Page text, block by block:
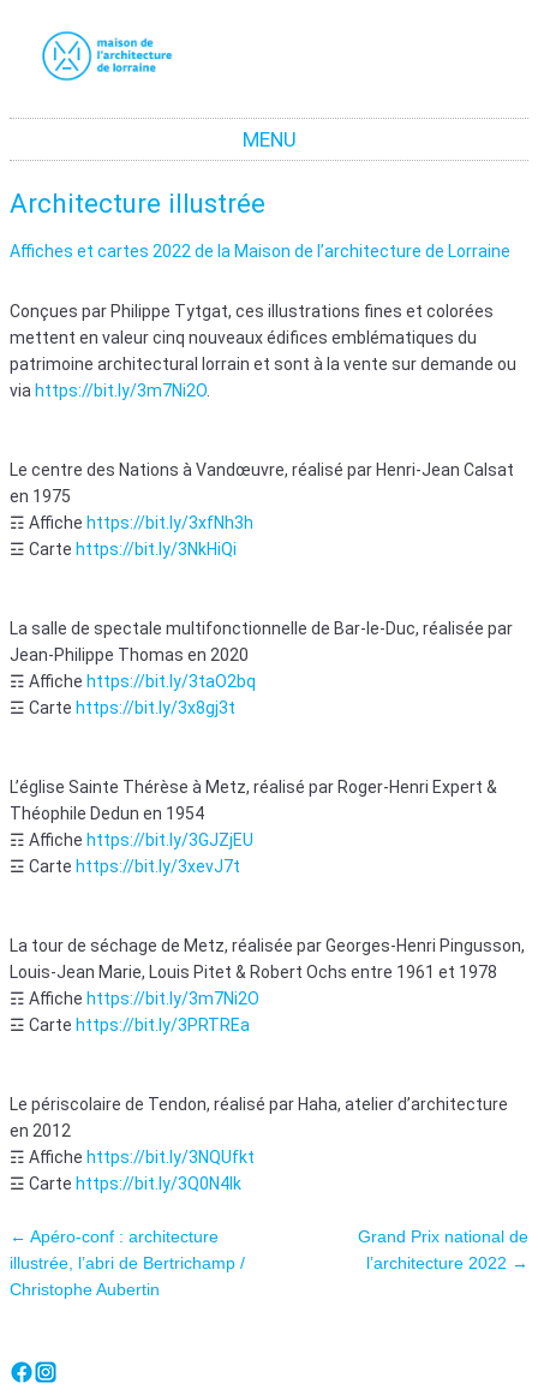
La maison de l'architecture de Lorraine
MENU
Architecture illustrée
Affiches et cartes 2022 de la Maison de l’architecture de Lorraine
Conçues par Philippe Tytgat, ces illustrations fines et colorées
mettent en valeur cinq nouveaux édifices emblématiques du
patrimoine architectural lorrain et sont à la vente sur demande ou
via https://bit.ly/3m7Ni2O
Le centre des Nations à Vandœuvre, réalisé par Henri-Jean Calsat
en 1975
☶ Affiche https://bit.ly/3xfNh3h
☲ Carte https://bit.ly/3NkHiQi
La salle de spectale multifonctionnelle de Bar-le-Duc, réalisée par
Jean-Philippe Thomas en 2020
☶ Affiche https://bit.ly/3taO2bq
☲ Carte https://bit.ly/3x8gj3t
L’église Sainte Thérèse à Metz, réalisé par Roger-Henri Expert &
Théophile Dedun en 1954
☶ Affiche https://bit.ly/3GJZjEU
☲ Carte https://bit.ly/3xevJ7t
La tour de séchage de Metz, réalisée par Georges-Henri Pingusson,
Louis-Jean Marie, Louis Pitet & Robert Ochs entre 1961 et 1978
☶ Affiche https://bit.ly/3m7Ni2O
☲ Carte https://bit.ly/3PRTREa
Le périscolaire de Tendon, réalisé par Haha, atelier d’architecture
en 2012
☶ Affiche https://bit.ly/3NQUfkt
☲ Carte https://bit.ly/3Q0N4Ik
Navigation des articles
← Apéro-conf : architecture
illustrée, l’abri de Bertrichamp /
Christophe Aubertin
Grand Prix national de
l’architecture 2022 →